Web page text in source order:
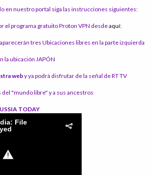
en nuestro portal siga las instrucciones siguientes:
el programa gratuito Proton VPN desdeaquí:
tres Ubicaciones libres en la parte izquierda
la ubicación JAPÓN
weby ya podrá disfrutar de la señal de RT TV
del "mundo libre" y a sus ancestros
TODAY